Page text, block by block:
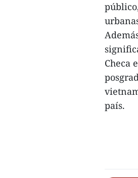
Checa
país.